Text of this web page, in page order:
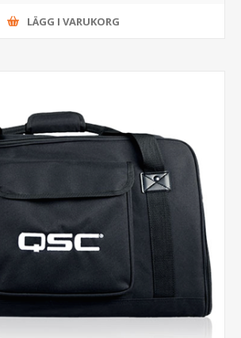
LÄGG I VARUKORG